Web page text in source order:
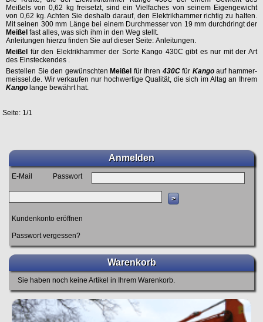
Meißels von 0,62 kg freisetzt, sind ein Vielfaches von seinem Eigengewicht
von 0,62 kg. Achten Sie deshalb darauf, den Elektrikhammer richtig zu halten.
Mit seinen 300 mm Länge bei einem Durchmesser von 19 mm durchdringt der
Meißel fast alles, was sich ihm in den Weg stellt.
Anleitungen hierzu finden Sie auf dieser Seite: Anleitungen.
Meißel für den Elektrikhammer der Sorte Kango 430C gibt es nur mit der Art
des Einsteckendes .
Bestellen Sie den gewünschten Meißel für Ihren 430Cfür Kangoauf hammer-
meissel.de. Wir verkaufen nur hochwertige Qualität, die sich im Altag an Ihrem
Kango lange bewährt hat.
Seite: 1/1
Anmelden
E-Mail Passwort
Kundenkonto eröffnen
Passwort vergessen?
Warenkorb
Sie haben noch keine Artikel in Ihrem Warenkorb.